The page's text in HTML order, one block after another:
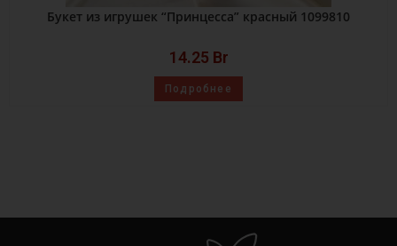
Букет из игрушек “Принцесса” красный 1099810
14.25 Br
Подробнее